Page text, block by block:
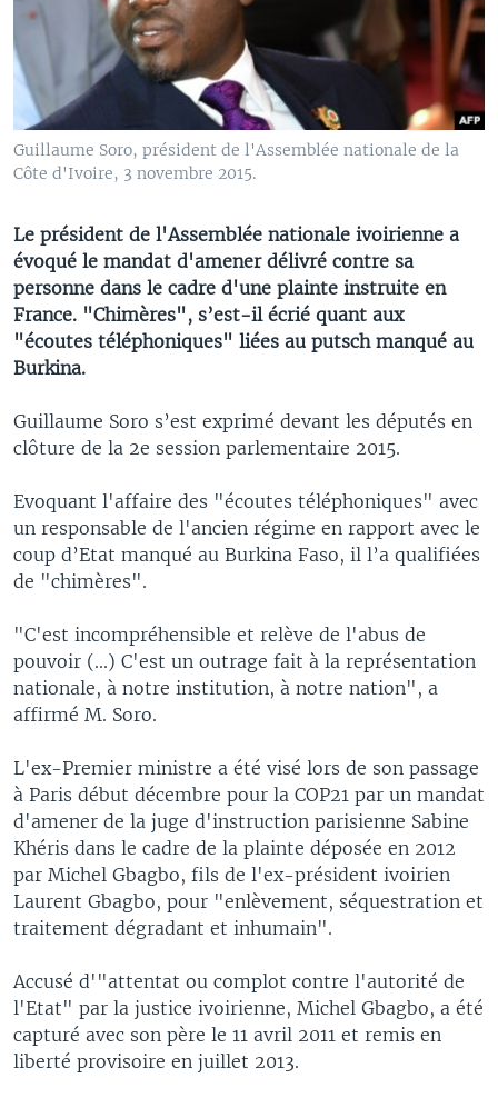
Guillaume Soro, président de l'Assemblée nationale de la
Côte d'Ivoire, 3 novembre 2015.
Le président de l'Assemblée nationale ivoirienne a
évoqué le mandat d'amener délivré contre sa
personne dans le cadre d'une plainte instruite en
France. "Chimères", s’est-il écrié quant aux
"écoutes téléphoniques" liées au putsch manqué au
Burkina.
Guillaume Soro s’est exprimé devant les députés en
clôture de la 2e session parlementaire 2015.
Evoquant l'affaire des "écoutes téléphoniques" avec
un responsable de l'ancien régime en rapport avec le
coup d’Etat manqué au Burkina Faso, il l’a qualifiées
de "chimères".
"C'est incompréhensible et relève de l'abus de
pouvoir (...) C'est un outrage fait à la représentation
nationale, à notre institution, à notre nation", a
affirmé M. Soro.
L'ex-Premier ministre a été visé lors de son passage
à Paris début décembre pour la COP21 par un mandat
d'amener de la juge d'instruction parisienne Sabine
Khéris dans le cadre de la plainte déposée en 2012
par Michel Gbagbo, fils de l'ex-président ivoirien
Laurent Gbagbo, pour "enlèvement, séquestration et
traitement dégradant et inhumain".
Accusé d'"attentat ou complot contre l'autorité de
l'Etat" par la justice ivoirienne, Michel Gbagbo, a été
capturé avec son père le 11 avril 2011 et remis en
liberté provisoire en juillet 2013.